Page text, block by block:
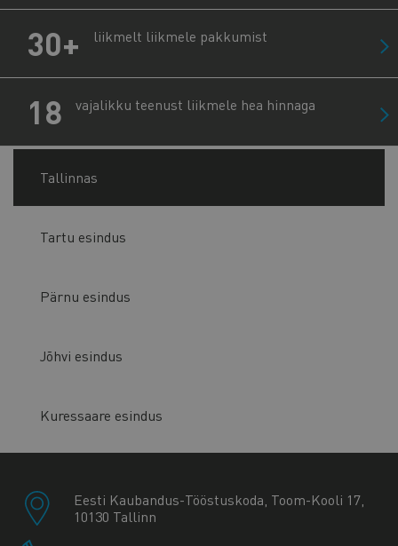
30+ liikmelt liikmele pakkumist
18 vajalikku teenust liikmele hea hinnaga
Tallinnas
Tartu esindus
Pärnu esindus
Jõhvi esindus
Kuressaare esindus
Eesti Kaubandus-Tööstuskoda, Toom-Kooli 17,
10130 Tallinn